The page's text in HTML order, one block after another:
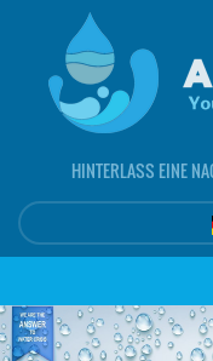
HINTERLASS EINE